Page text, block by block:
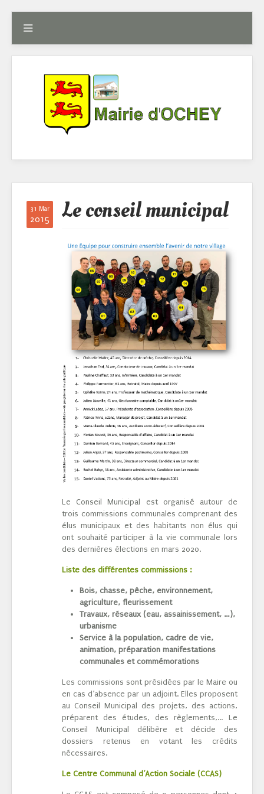
31 Mar
2015 Le conseil municipal
Le Conseil Municipal est organisé autour de
trois commissions communales comprenant des
élus municipaux et des habitants non élus qui
ont souhaité participer à la vie communale lors
des dernières élections en mars 2020.
Liste des différentes commissions :
Bois, chasse, pêche, environnement,
agriculture, fleurissement
Travaux, réseaux (eau, assainissement, …),
urbanisme
Service à la population, cadre de vie,
animation, préparation manifestations
communales et commémorations
Les commissions sont présidées par le Maire ou
en cas d’absence par un adjoint. Elles proposent
au Conseil Municipal des projets, des actions,
préparent des études, des règlements,… Le
Conseil Municipal délibère et décide des
dossiers retenus en votant les crédits
nécessaires.
Le Centre Communal d’Action Sociale (CCAS)